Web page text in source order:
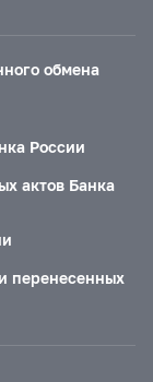
обмена
России
актов Банка
перенесенных